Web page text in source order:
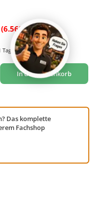
(6.56% gespart)
ein oder benutze die Schaltflächen um
In den Warenkorb
Das komplette
Fachshop